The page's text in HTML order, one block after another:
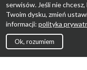
serwisów. Jeśli nie
Twoim dysku, zmień
informacji: polityka
Ok, rozumiem